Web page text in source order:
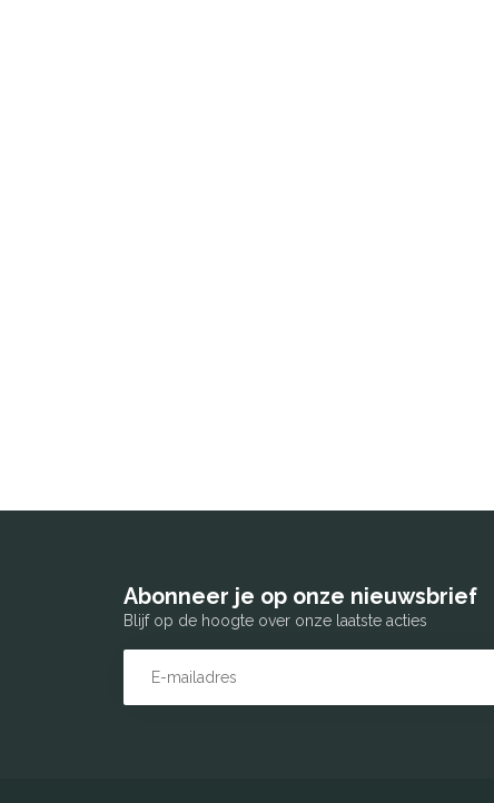
Abonneer je op onze nieuwsbrief
Blijf op de hoogte over onze laatste acties